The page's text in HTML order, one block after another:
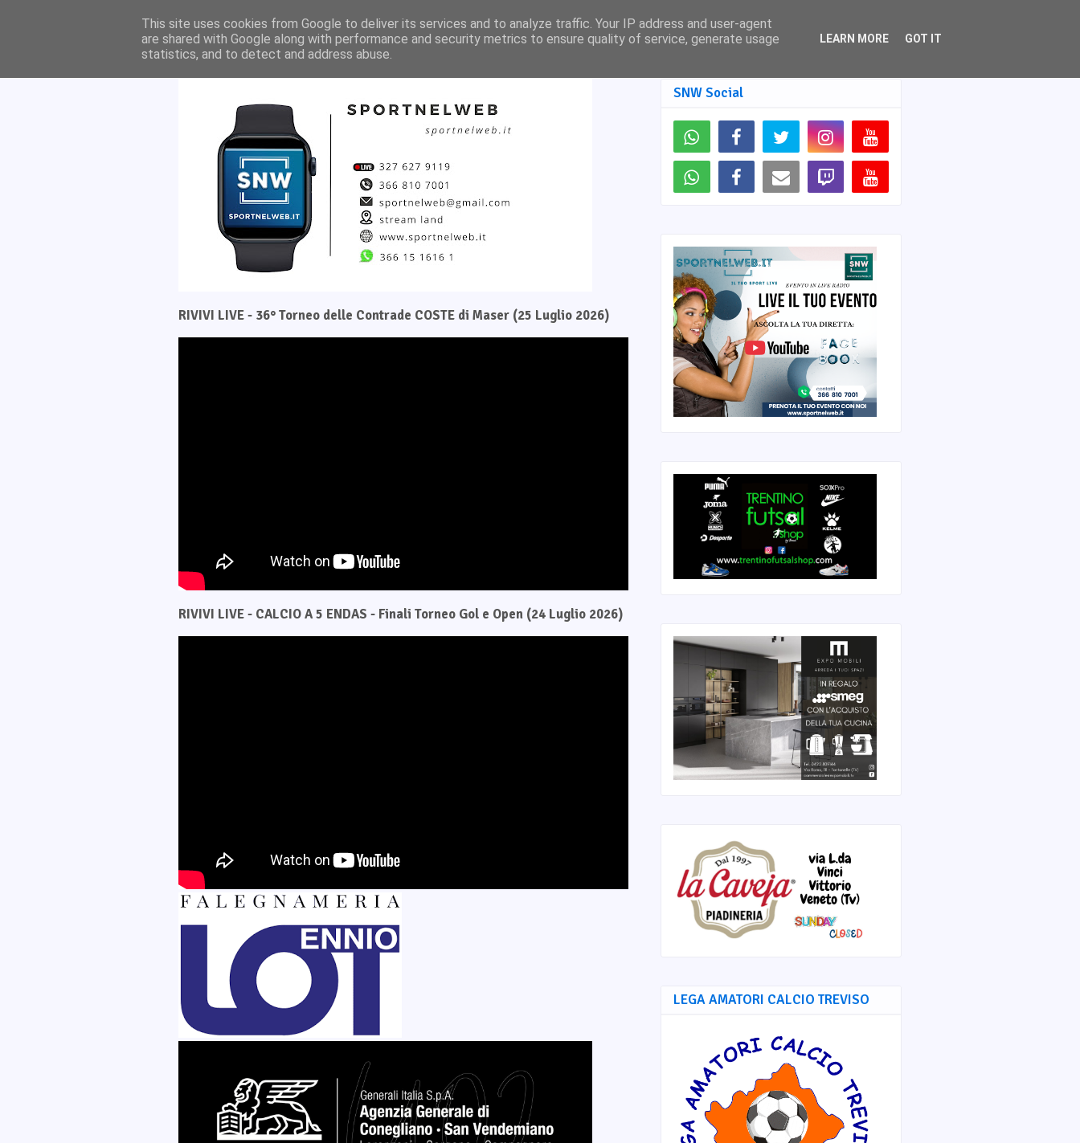
Home Il progetto Pagina Facebook SNW TV
RIVIVI LIVE - 36° Torneo delle Contrade COSTE di Maser (25 Luglio 2026)
RIVIVI LIVE - CALCIO A 5 ENDAS - Finali Torneo Gol e Open (24 Luglio 2026)
SNW Social
LEGA AMATORI CALCIO TREVISO
This site uses cookies from Google to deliver its services and to analyze traffic. Your IP address and user-agent
are shared with Google along with performance and security metrics to ensure quality of service, generate usage
statistics, and to detect and address abuse.
LEARN MORE GOT IT